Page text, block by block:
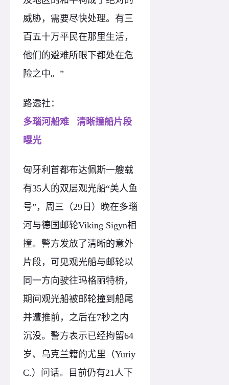
威胁，需要尽快处理。有三
百五十万平民在那里生活，
他们的避难所眼下都处在危
险之中。”
路透社：
多瑙河船难 清晰撞船片段
曝光
匈牙利首都布达佩斯一艘载
有35人的双层观光船“美人鱼
号”，周三（29日）晚在多瑙
河与德国邮轮Viking Sigyn相
撞。警方发放了清晰的意外
片段，可见观光船与邮轮以
同一方向驶往玛格丽特桥，
期间观光船被邮轮撞到船尾
并遭推前，之后在7秒之内
沉没。警方表示已经拘留64
岁、乌克兰籍的尤里（Yuriy
C.）问话。目前仍有21人下